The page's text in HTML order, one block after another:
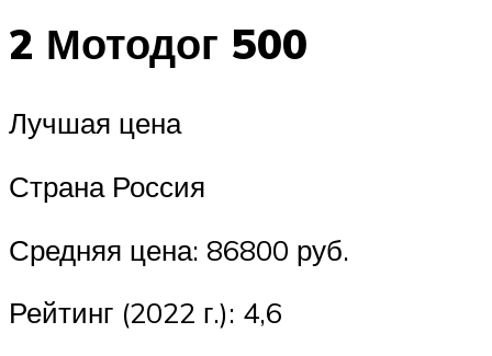
2 Мотодог 500
Лучшая цена
Страна Россия
Средняя цена: 86800 руб.
Рейтинг (2022 г.): 4,6